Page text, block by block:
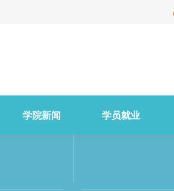
学院新闻 学员就业